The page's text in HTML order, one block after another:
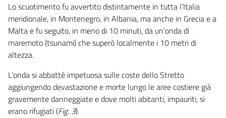
Lo scuotimento fu avvertito distintamente in tutta l’Italia
meridionale, in Montenegro, in Albania, ma anche in Grecia e a
Malta e fu seguito, in meno di 10 minuti, da un’onda di
maremoto (tsunami) che superò localmente i 10 metri di
altezza.
L’onda si abbatté impetuosa sulle coste dello Stretto
aggiungendo devastazione e morte lungo le aree costiere già
gravemente danneggiate e dove molti abitanti, impauriti, si
erano rifugiati (Fig. 3).